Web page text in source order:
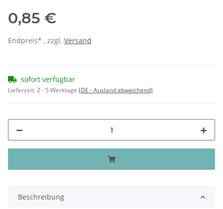
0,85 €
Endpreis* , zzgl. Versand
sofort verfügbar
Lieferzeit:2 - 5 Werktage (DE - Ausland abweichend)
Beschreibung